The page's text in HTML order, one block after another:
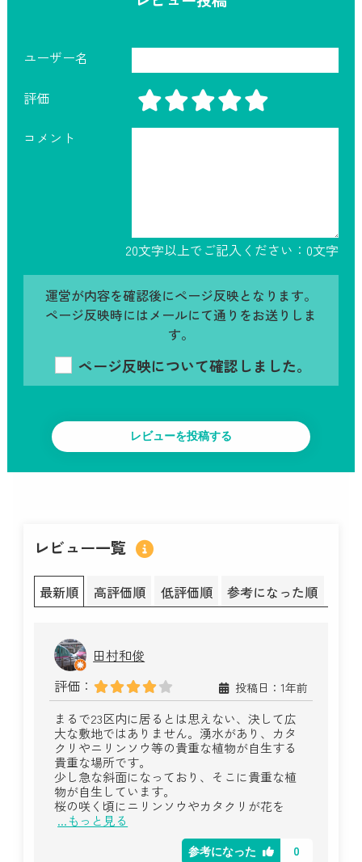
ユーザー名
評価
コメント
20文字以上でご記入ください： 0文字
運営が内容を確認後にページ反映となります。
ページ反映時にはメールにて通りをお送りしま
す。
ページ反映について確認しました。
レビュー一覧
最新順 高評価順 低評価順 参考になった順
田村和俊
評価：
投稿日：1年前
まるで23区内に居るとは思えない、決して広
大な敷地ではありません。湧水があり、カタ
クリやニリンソウ等の貴重な植物が自生する
貴重な場所です。
少し急な斜面になっており、そこに貴重な植
物が自生しています。
桜の咲く頃にニリンソウやカタクリが花を
...もっと見る
参考になった 0